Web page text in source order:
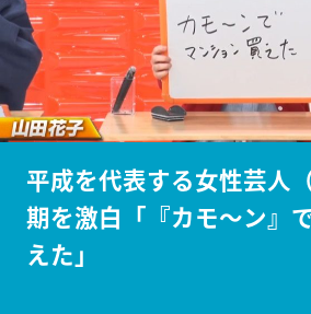
平成を代表する女性芸人
期を激白「『カモ〜ン』
えた」